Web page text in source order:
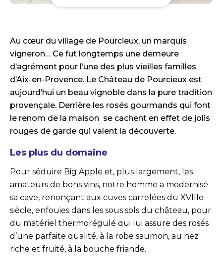
Au cœur du village de Pourcieux, un marquis
vigneron… Ce fut longtemps une demeure
d’agrément pour l’une des plus vieilles familles
d’Aix-en-Provence. Le Château de Pourcieux est
aujourd’hui un beau vignoble dans la pure tradition
provençale. Derrière les rosés gourmands qui font
le renom de la maison se cachent en effet de jolis
rouges de garde qui valent la découverte.
Les plus du domaine
Pour séduire Big Apple et, plus largement, les
amateurs de bons vins, notre homme a modernisé
sa cave, renonçant aux cuves carrelées du XVIIIe
siècle, enfouies dans les sous sols du château, pour
du matériel thermorégulé qui lui assure des rosés
d’une parfaite qualité, à la robe saumon, au nez
riche et fruité, à la bouche friande.